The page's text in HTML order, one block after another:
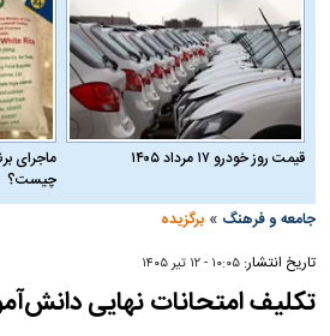
قیمت روز خودرو ۱۷ مرداد ۱۴۰۵
ماجرای
چیست؟
جامعه و فرهنگ »برگزیده
تاریخ انتشار:۱۰:۰۵ - ۱۲ تير ۱۴۰۵
تکلیف امتحانات نهایی